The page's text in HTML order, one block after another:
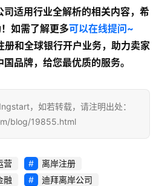
司适用行业全解析的相关内容，希
如需了解更多可以在线提问~
册和全球银行开户业务，助力卖家
品牌，给您最优质的服务。
，如若转载，请注明出处：
blog/19855.html
营
离岸注册
融
迪拜离岸公司